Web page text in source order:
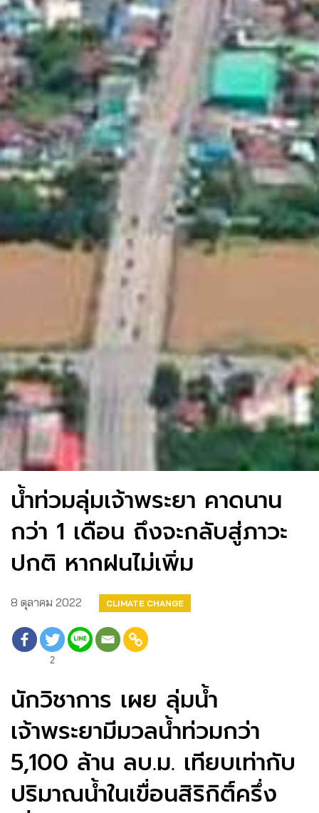
น้ำท่วมลุ่มเจ้าพระยา คาดนาน
กว่า 1 เดือน ถึงจะกลับสู่ภาวะ
ปกติ หากฝนไม่เพิ่ม
8 ตุลาคม 2022 CLIMATE CHANGE
2
นักวิชาการ เผย ลุ่มน้ำ
เจ้าพระยามีมวลน้ำท่วมกว่า
5,100 ล้าน ลบ.ม. เทียบเท่ากับ
ปริมาณน้ำในเขื่อนสิริกิติ์ครึ่ง